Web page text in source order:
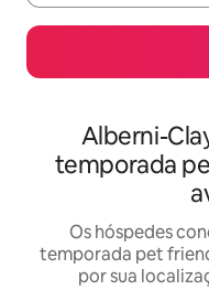
Alberni-
temporada
Os hóspedes
temporada pet
por sua